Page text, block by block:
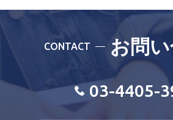
CONTACT お問
03-4405-